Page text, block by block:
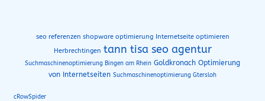
seo referenzen shopware optimierung Internetseite optimieren
Herbrechtingen tann tisa seo agentur
Suchmaschinenoptimierung Bingen am Rhein Goldkronach Optimierung
von Internetseiten Suchmaschinenoptimierung Gtersloh
cRowSpider